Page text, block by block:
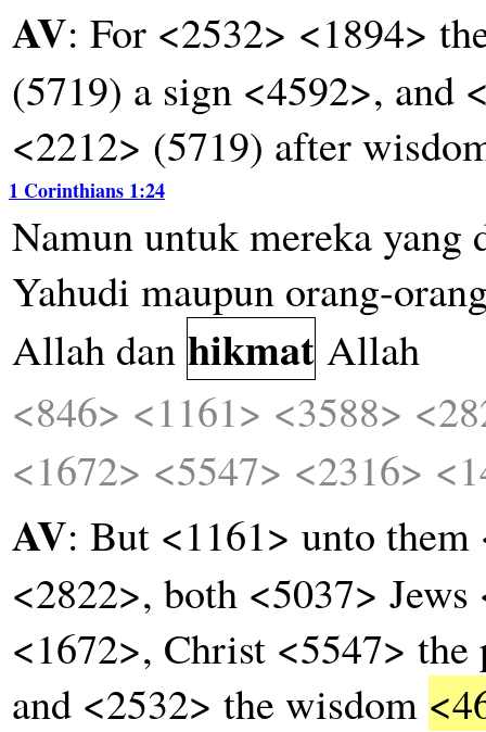
AV: For <2532> <1894>
(5719) a sign <4592>, and
<2212> (5719) after
1 Corinthians 1:24
Namununtukmerekayang
Yahudi maupun orang-
Allah dan hikmat Allah
<846> <1161> <3588>
<1672> <5547> <2316>
AV: But <1161> unto
<2822>, both <5037>
<1672>, Christ <5547>
and <2532> the wisdom